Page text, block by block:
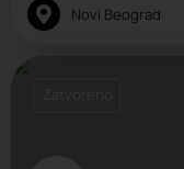
Novi Beograd